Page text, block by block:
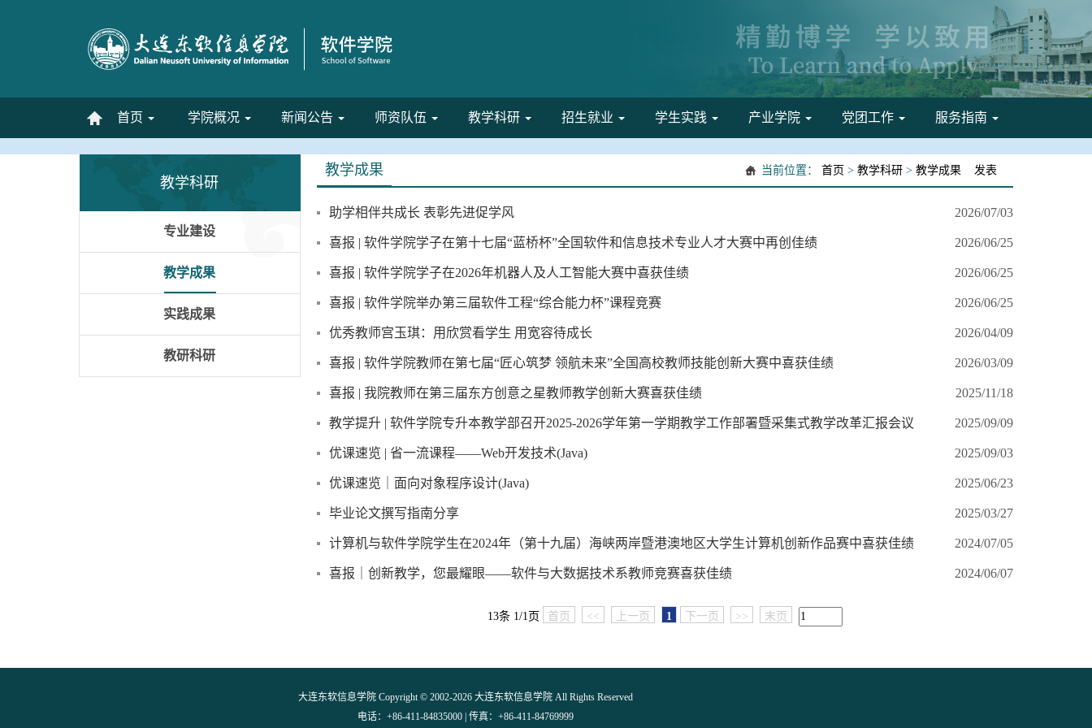
首页 学院概况 新闻公告 师资队伍 教学科研 招生就业 学生实践 产业学院 党团工作 服务指南
教学科研
专业建设
教学成果
实践成果
教研科研
教学成果 当前位置： 首页 > 教学科研 > 教学成果 发表
2026/07/03
助学相伴共成长 表彰先进促学风
2026/06/25
喜报 | 软件学院学子在第十七届“蓝桥杯”全国软件和信息技术专业人才大赛中再创佳绩
2026/06/25
喜报 | 软件学院学子在2026年机器人及人工智能大赛中喜获佳绩
2026/06/25
喜报 | 软件学院举办第三届软件工程“综合能力杯”课程竞赛
2026/04/09
优秀教师宫玉琪：用欣赏看学生 用宽容待成长
2026/03/09
​喜报 | 软件学院教师在第七届“匠心筑梦 领航未来”全国高校教师技能创新大赛中喜获佳绩
2025/11/18
喜报 | 我院教师在第三届东方创意之星教师教学创新大赛喜获佳绩
2025/09/09
教学提升 | 软件学院专升本教学部召开2025-2026学年第一学期教学工作部署暨采集式教学改革汇报会议
2025/09/03
优课速览 | 省一流课程——Web开发技术(Java)
2025/06/23
优课速览｜面向对象程序设计(Java)
2025/03/27
毕业论文撰写指南分享
2024/07/05
计算机与软件学院学生在2024年（第十九届）海峡两岸暨港澳地区大学生计算机创新作品赛中喜获佳绩
2024/06/07
喜报｜创新教学，您最耀眼——软件与大数据技术系教师竞赛喜获佳绩
13条 1/1页 首页 << 上一页 1 下一页 >> 末页
大连东软信息学院 Copyright © 2002-2026 大连东软信息学院 All Rights Reserved
电话：+86-411-84835000 | 传真：+86-411-84769999